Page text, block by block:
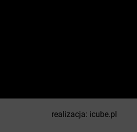
realizacja: icube.pl